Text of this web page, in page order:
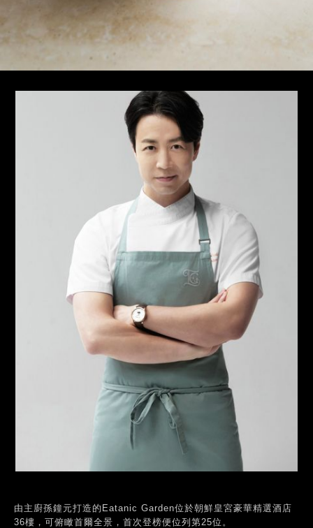
由主廚孫鐘元打造的Eatanic Garden位於朝鮮皇宮豪華精選酒店
36樓，可俯瞰首爾全景，首次登榜便位列第25位。